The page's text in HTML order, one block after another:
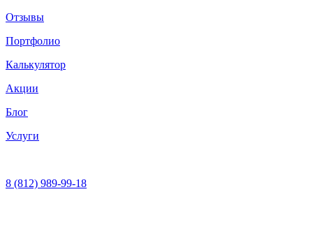
Отзывы
Портфолио
Калькулятор
Акции
Блог
Услуги
8 (812) 989-99-18